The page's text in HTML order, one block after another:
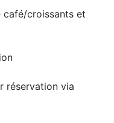
croissants et
réservation via